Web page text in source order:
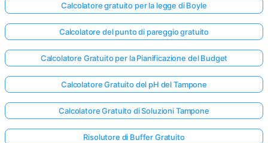
Calcolatore gratuito per la legge di Boyle
Calcolatore del punto di pareggio gratuito
Calcolatore Gratuito per la Pianificazione del Budget
Calcolatore Gratuito del pH del Tampone
Calcolatore Gratuito di Soluzioni Tampone
Risolutore di Buffer Gratuito